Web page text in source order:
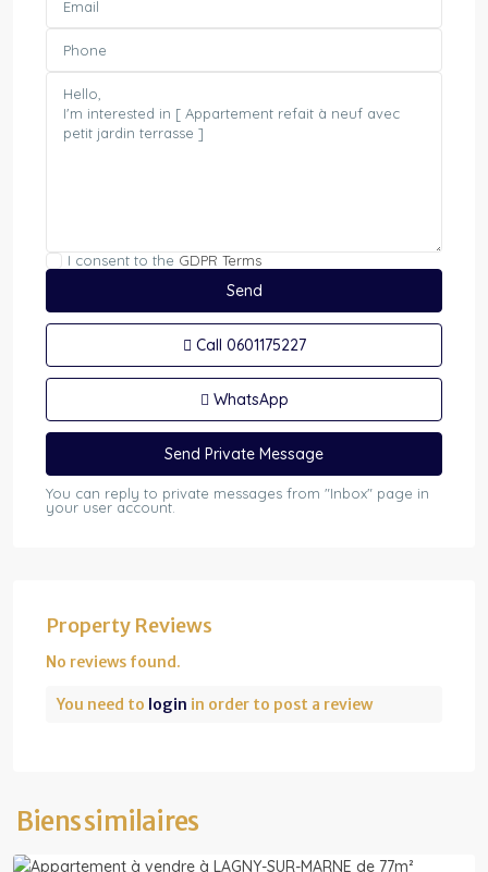
I consent to the GDPR Terms
Call 0601175227
WhatsApp
You can reply to private messages from "Inbox" page in
your user account.
Property Reviews
No reviews found.
You need to login in order to post a review
Biens similaires
sur-
Marne